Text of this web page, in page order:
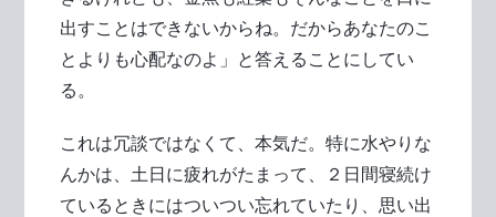
出すことはできないからね。だからあなたのこ
とよりも心配なのよ」と答えることにしてい
る。
これは冗談ではなくて、本気だ。特に水やりな
んかは、土日に疲れがたまって、２日間寝続け
ているときにはついつい忘れていたり、思い出